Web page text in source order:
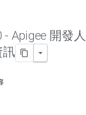
- Apigee 開發
訊